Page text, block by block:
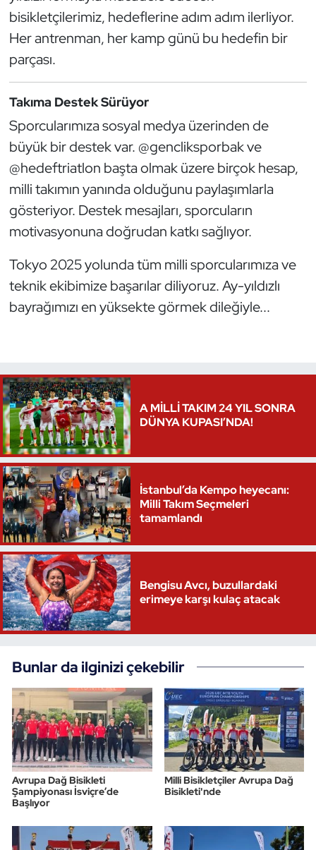
bisikletçilerimiz, hedeflerine adım adım ilerliyor.
Her antrenman, her kamp günü bu hedefin bir
parçası.
Takıma Destek Sürüyor
Sporcularımıza sosyal medya üzerinden de
büyük bir destek var. @gencliksporbak ve
@hedeftriatlon başta olmak üzere birçok hesap,
milli takımın yanında olduğunu paylaşımlarla
gösteriyor. Destek mesajları, sporcuların
motivasyonuna doğrudan katkı sağlıyor.
Tokyo 2025 yolunda tüm milli sporcularımıza ve
teknik ekibimize başarılar diliyoruz. Ay-yıldızlı
bayrağımızı en yüksekte görmek dileğiyle...
A MİLLİ TAKIM 24 YIL SONRA
DÜNYA KUPASI’NDA!
İstanbul’da Kempo heyecanı:
Milli Takım Seçmeleri
tamamlandı
Bengisu Avcı, buzullardaki
erimeye karşı kulaç atacak
Bunlar da ilginizi çekebilir
Avrupa Dağ Bisikleti
Şampiyonası İsviçre’de
Başlıyor
Milli Bisikletçiler Avrupa Dağ
Bisikleti'nde